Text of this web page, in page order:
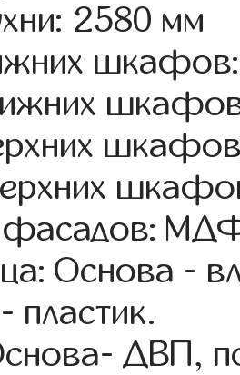
2580 мм
фасадов:
Основа -
пластик.
ДВП,